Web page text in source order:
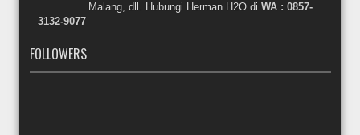
Malang, dll. Hubungi Herman H2O di WA : 0857-
3132-9077
FOLLOWERS